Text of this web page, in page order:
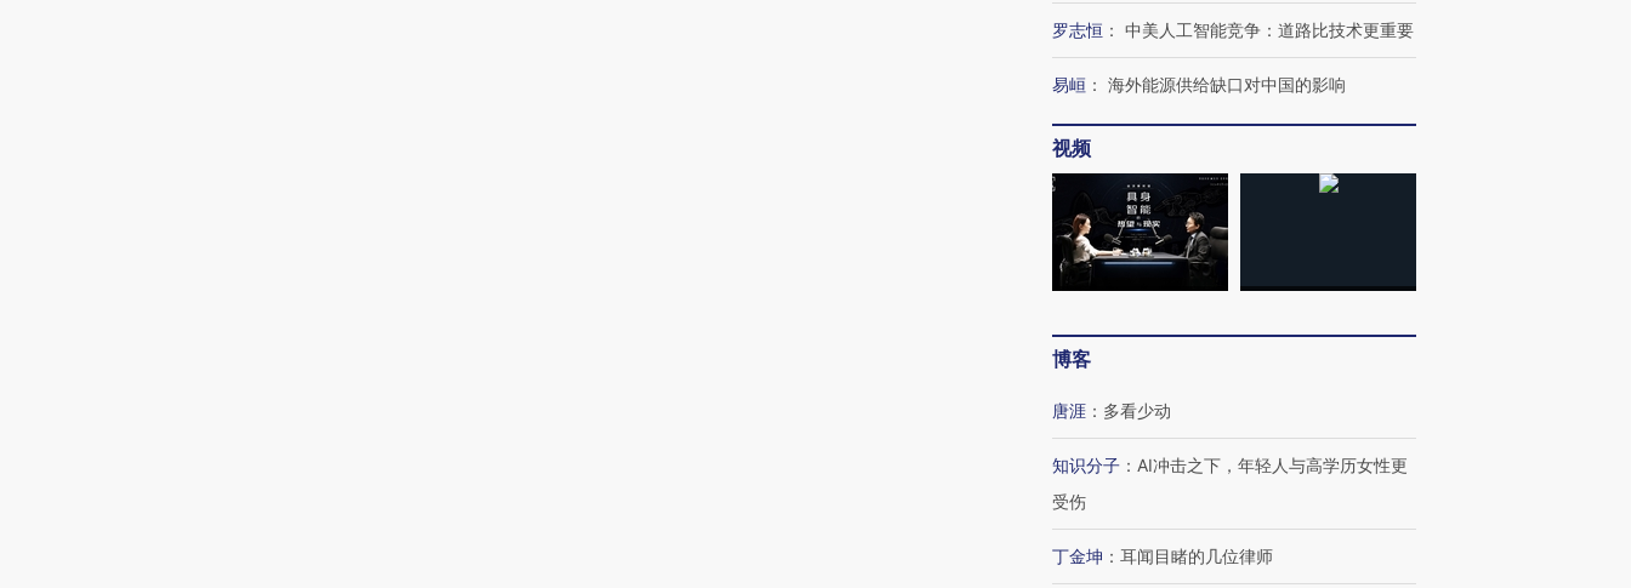
罗志恒 ： 中美人工智能竞争：道路比技术更重要
易峘 ： 海外能源供给缺口对中国的影响
视频
博客
唐涯 ： 多看少动
知识分子 ： AI冲击之下，年轻人与高学历女性更
受伤
丁金坤 ： 耳闻目睹的几位律师